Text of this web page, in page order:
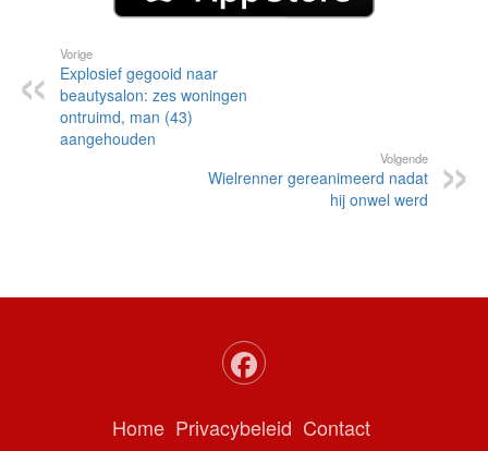
Vorige
Explosief gegooid naar
beautysalon: zes woningen
ontruimd, man (43)
aangehouden
Volgende
Wielrenner gereanimeerd nadat
hij onwel werd
Home Privacybeleid Contact